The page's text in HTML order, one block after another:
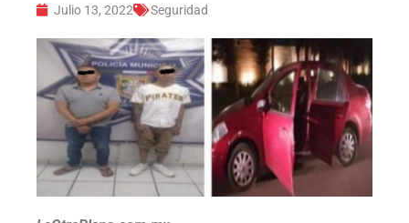
Julio 13, 2022 Seguridad